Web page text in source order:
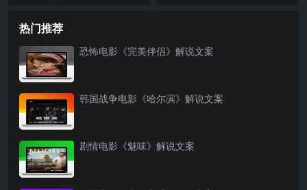
热门推荐
恐怖电影《完美伴侣》解说文案
韩国战争电影《哈尔滨》解说文案
剧情电影《魅味》解说文案